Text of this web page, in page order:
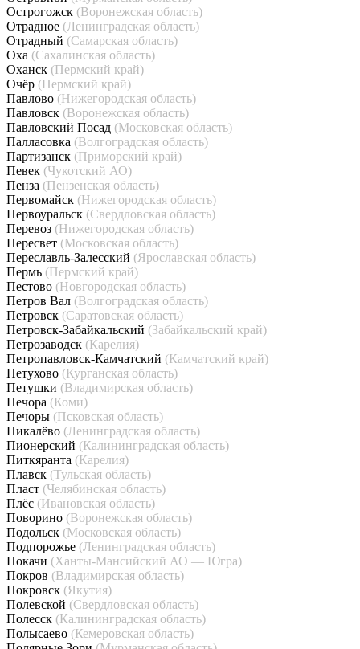
Острогожск (Воронежская область)
Отрадное (Ленинградская область)
Отрадный (Самарская область)
Оха (Сахалинская область)
Оханск (Пермский край)
Очёр (Пермский край)
Павлово (Нижегородская область)
Павловск (Воронежская область)
Павловский Посад (Московская область)
Палласовка (Волгоградская область)
Партизанск (Приморский край)
Певек (Чукотский АО)
Пенза (Пензенская область)
Первомайск (Нижегородская область)
Первоуральск (Свердловская область)
Перевоз (Нижегородская область)
Пересвет (Московская область)
Переславль-Залесский (Ярославская область)
Пермь (Пермский край)
Пестово (Новгородская область)
Петров Вал (Волгоградская область)
Петровск (Саратовская область)
Петровск-Забайкальский (Забайкальский край)
Петрозаводск (Карелия)
Петропавловск-Камчатский (Камчатский край)
Петухово (Курганская область)
Петушки (Владимирская область)
Печора (Коми)
Печоры (Псковская область)
Пикалёво (Ленинградская область)
Пионерский (Калининградская область)
Питкяранта (Карелия)
Плавск (Тульская область)
Пласт (Челябинская область)
Плёс (Ивановская область)
Поворино (Воронежская область)
Подольск (Московская область)
Подпорожье (Ленинградская область)
Покачи (Ханты-Мансийский АО — Югра)
Покров (Владимирская область)
Покровск (Якутия)
Полевской (Свердловская область)
Полесск (Калининградская область)
Полысаево (Кемеровская область)